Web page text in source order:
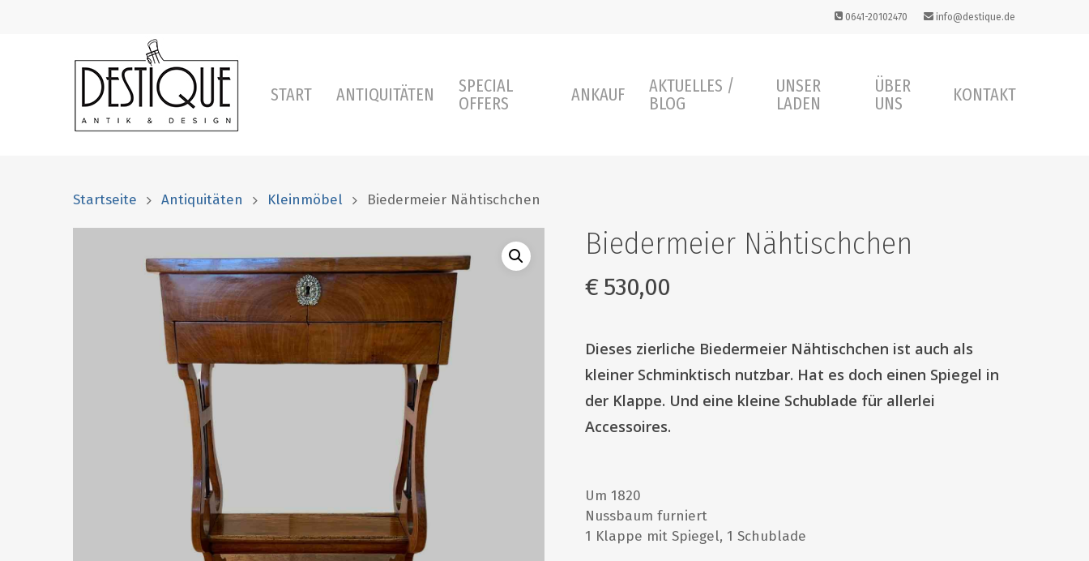
0641-20102470 info@destique.de
START ANTIQUITÄTEN
SPECIAL
OFFERS
ANKAUF
AKTUELLES /
BLOG
UNSER
LADEN
ÜBER
UNS
KONTAKT
Startseite Antiquitäten Kleinmöbel Biedermeier Nähtischchen
Biedermeier Nähtischchen
€530,00
Dieses zierliche Biedermeier Nähtischchen ist auch als
kleiner Schminktisch nutzbar. Hat es doch einen Spiegel in
der Klappe. Und eine kleine Schublade für allerlei
Accessoires.
Um 1820
Nussbaum furniert
1 Klappe mit Spiegel, 1 Schublade